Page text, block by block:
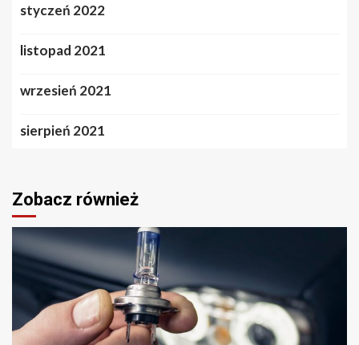
styczeń 2022
listopad 2021
wrzesień 2021
sierpień 2021
Zobacz również